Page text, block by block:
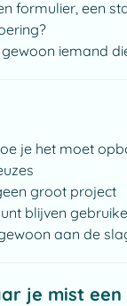
formulier, een
iemand
je het moet
groot project
blijven
aan de
je mist